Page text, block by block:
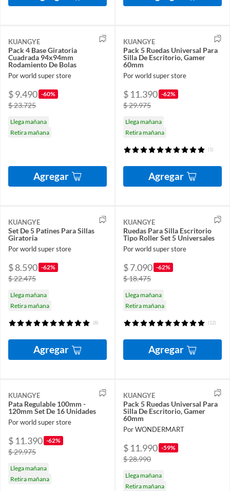
KUANGYE
Pack 4 Base Giratoria
Cuadrada 94x94mm
Rodamiento De Bolas
Por world super store
$ 9.490 -60%
$ 23.725
Llega mañana
Retira mañana
Agregar
KUANGYE
Pack 5 Ruedas Universal Para
Silla De Escritorio, Gamer
60mm
Por world super store
$ 11.390 -62%
$ 29.975
Llega mañana
Retira mañana
(1)
Agregar
KUANGYE
Set De 5 Patines Para Sillas
Giratoria
Por world super store
$ 8.590 -62%
$ 22.475
Llega mañana
Retira mañana
(8)
Agregar
KUANGYE
Ruedas Para Silla Escritorio
Tipo Roller Set 5 Universales
Por world super store
$ 7.090 -62%
$ 18.475
Llega mañana
Retira mañana
(12)
Agregar
KUANGYE
Pata Regulable 100mm -
120mm Set De 16 Unidades
Por world super store
$ 11.390 -62%
$ 29.975
Llega mañana
Retira mañana
KUANGYE
Pack 5 Ruedas Universal Para
Silla De Escritorio, Gamer
60mm
Por WONDERMART
$ 11.990 -59%
$ 28.990
Llega mañana
Retira mañana